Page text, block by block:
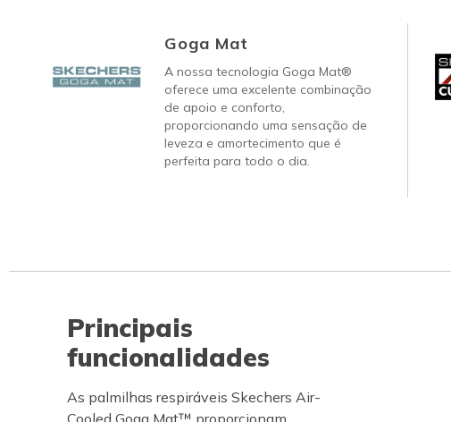
Goga Mat
A nossa tecnologia Goga Mat®
oferece uma excelente combinação
de apoio e conforto,
proporcionando uma sensação de
leveza e amortecimento que é
perfeita para todo o dia.
Principais
funcionalidades
As palmilhas respiráveis Skechers Air-
Cooled Goga Mat™ proporcionam